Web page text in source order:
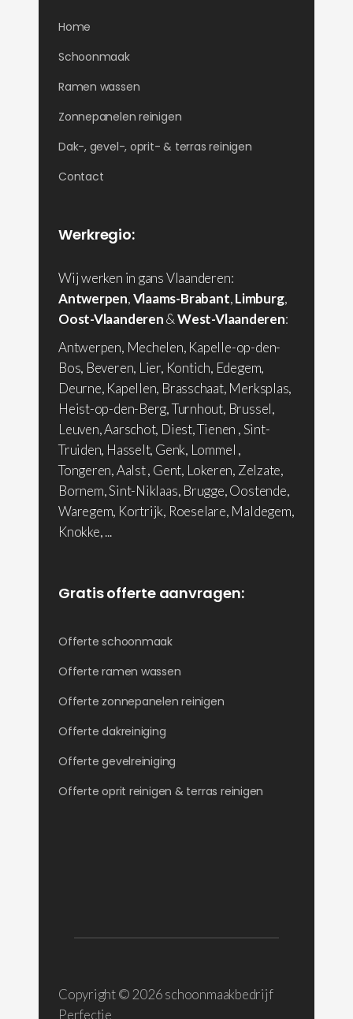
Home
Schoonmaak
Ramen wassen
Zonnepanelen reinigen
Dak-, gevel-, oprit- & terras reinigen
Contact
Werkregio:
Wij werken in gans Vlaanderen:
Antwerpen,Vlaams-Brabant,Limburg,
Oost-Vlaanderen&West-Vlaanderen:
Antwerpen, Mechelen, Kapelle-op-den-
Bos, Beveren, Lier, Kontich, Edegem,
Deurne, Kapellen, Brasschaat, Merksplas,
Heist-op-den-Berg, Turnhout, Brussel,
Leuven, Aarschot, Diest, Tienen , Sint-
Truiden, Hasselt, Genk, Lommel ,
Tongeren, Aalst , Gent, Lokeren, Zelzate,
Bornem, Sint-Niklaas, Brugge, Oostende,
Waregem, Kortrijk, Roeselare, Maldegem,
Knokke, ...
Gratis offerte aanvragen:
Offerte schoonmaak
Offerte ramen wassen
Offerte zonnepanelen reinigen
Offerte dakreiniging
Offerte gevelreiniging
Offerte oprit reinigen & terras reinigen
Copyright © 2026 schoonmaakbedrijf
Perfectie